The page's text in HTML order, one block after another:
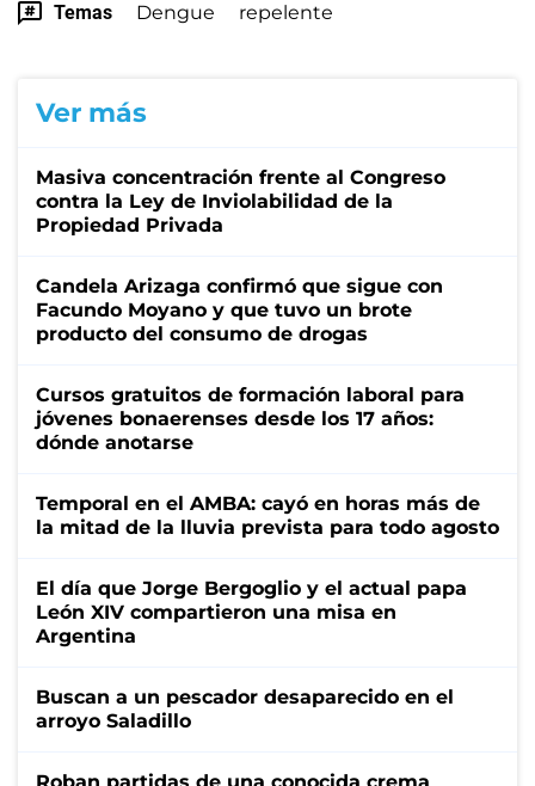
Temas Dengue repelente
Ver más
Masiva concentración frente al Congreso
contra la Ley de Inviolabilidad de la
Propiedad Privada
Candela Arizaga confirmó que sigue con
Facundo Moyano y que tuvo un brote
producto del consumo de drogas
Cursos gratuitos de formación laboral para
jóvenes bonaerenses desde los 17 años:
dónde anotarse
Temporal en el AMBA: cayó en horas más de
la mitad de la lluvia prevista para todo agosto
El día que Jorge Bergoglio y el actual papa
León XIV compartieron una misa en
Argentina
Buscan a un pescador desaparecido en el
arroyo Saladillo